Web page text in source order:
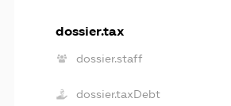
dossier.tax
dossier.staff
dossier.taxDebt